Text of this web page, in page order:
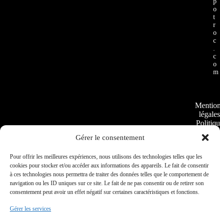
Gérer le consentement
Pour offrir les meilleures expériences, nous utilisons des technologies telles que les
cookies pour stocker et/ou accéder aux informations des appareils. Le fait de consentir
à ces technologies nous permettra de traiter des données telles que le comportement de
navigation ou les ID uniques sur ce site. Le fait de ne pas consentir ou de retirer son
consentement peut avoir un effet négatif sur certaines caractéristiques et fonctions.
Gérer les services
o
t
r
o
c
.
c
o
m
légales
site